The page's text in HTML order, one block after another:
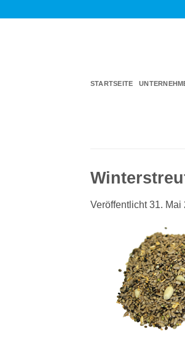
STARTSEITE
Veröffentlicht31. Mai